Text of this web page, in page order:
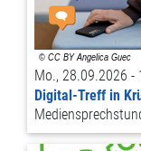
Mo., 28.09.2026 -
Digital-Treff in